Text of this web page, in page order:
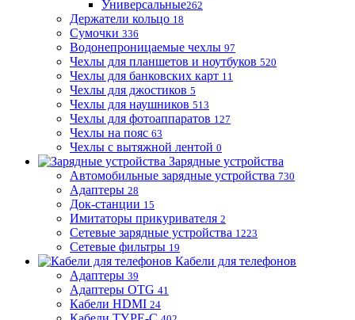
Универсальные262
Держатели кольцо 18
Сумочки 336
Водонепроницаемые чехлы 97
Чехлы для планшетов и ноутбуков 520
Чехлы для банковских карт 11
Чехлы для джостиков 5
Чехлы для наушников 513
Чехлы для фотоаппаратов 127
Чехлы на пояс 63
Чехлы с вытяжной лентой 0
Зарядные устройства
Автомобильные зарядные устройства 730
Адаптеры 28
Док-станции 15
Имитаторы прикуривателя 2
Сетевые зарядные устройства 1223
Сетевые фильтры 19
Кабели для телефонов
Адаптеры 39
Адаптеры OTG 41
Кабели HDMI 24